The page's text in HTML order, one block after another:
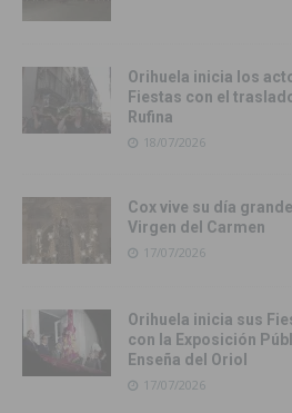
Orihuela inicia los
Fiestas con el
Rufina
18/07/2026
Cox vive su día
Virgen del Carmen
17/07/2026
Orihuela inicia sus
con la Exposición
Enseña del Oriol
17/07/2026